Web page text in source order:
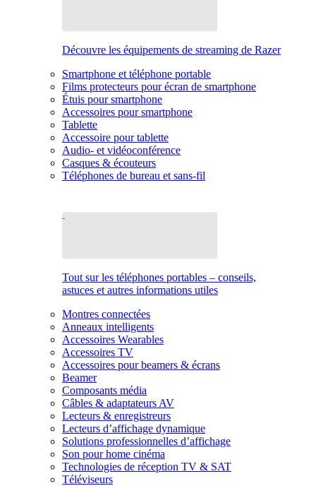
Découvre les équipements de streaming de Razer
Smartphone et téléphone portable
Films protecteurs pour écran de smartphone
Étuis pour smartphone
Accessoires pour smartphone
Tablette
Accessoire pour tablette
Audio- et vidéoconférence
Casques & écouteurs
Téléphones de bureau et sans-fil
Tout sur les téléphones portables – conseils,
astuces et autres informations utiles
Montres connectées
Anneaux intelligents
Accessoires Wearables
Accessoires TV
Accessoires pour beamers & écrans
Beamer
Composants média
Câbles & adaptateurs AV
Lecteurs & enregistreurs
Lecteurs d’affichage dynamique
Solutions professionnelles d’affichage
Son pour home cinéma
Technologies de réception TV & SAT
Téléviseurs